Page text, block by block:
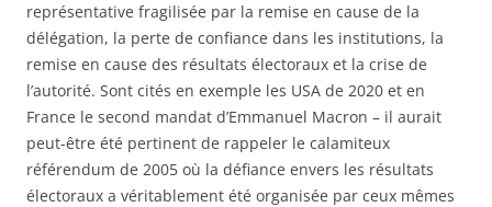
représentative fragilisée par la remise en cause de la
délégation, la perte de confiance dans les institutions, la
remise en cause des résultats électoraux et la crise de
l’autorité. Sont cités en exemple les USA de 2020 et en
France le second mandat d’Emmanuel Macron – il aurait
peut-être été pertinent de rappeler le calamiteux
référendum de 2005 où la défiance envers les résultats
électoraux a véritablement été organisée par ceux mêmes